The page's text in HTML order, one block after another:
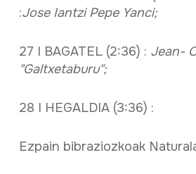
:Jose Iantzi Pepe Yanci;
27 I BAGATEL (2:36) : Jean-
"Galtxetaburu";
28 I HEGALDIA (3:36) :
Ezpain bibraziozkoak